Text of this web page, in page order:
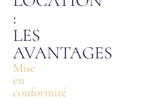
:
LES
AVANTAGES
Mise
en
conformité